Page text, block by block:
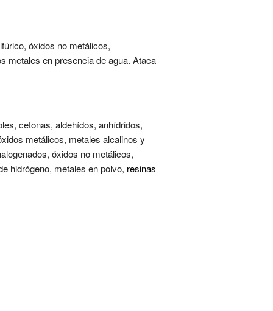
óxidos no metálicos,
metales en presencia de agua. Ataca
cetonas, aldehídos, anhídridos,
metálicos, metales alcalinos y
óxidos no metálicos,
hidrógeno, metales en polvo, resinas